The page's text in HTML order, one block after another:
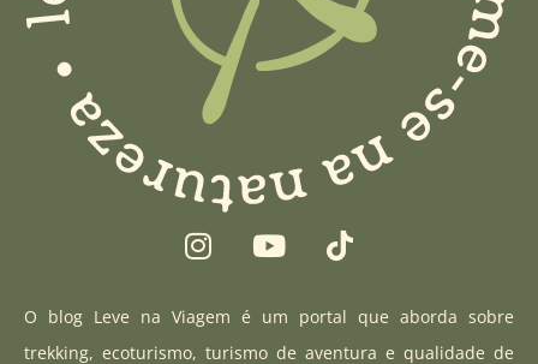
I
n
t
a
Y
o
t
u
T
i
t
o
O blog Leve na Viagem é um portal que aborda sobre
trekking, ecoturismo, turismo de aventura e qualidade de